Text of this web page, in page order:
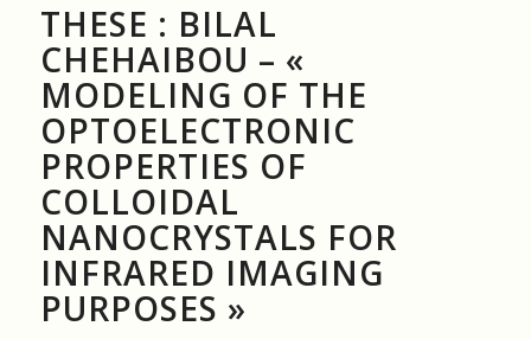
THESE : BILAL
CHEHAIBOU – «
MODELING OF THE
OPTOELECTRONIC
PROPERTIES OF
COLLOIDAL
NANOCRYSTALS FOR
INFRARED IMAGING
PURPOSES »